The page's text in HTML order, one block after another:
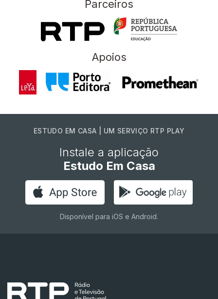
Parceiros
Apoios
ESTUDO EM CASA | UM SERVIÇO RTP PLAY
Instale a aplicação
Estudo Em Casa
Disponível para iOS e Android.